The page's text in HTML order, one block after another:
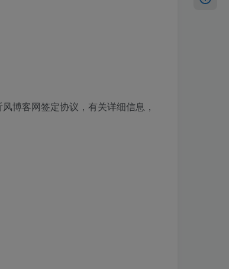
博客网签定协议，有关详细信息，